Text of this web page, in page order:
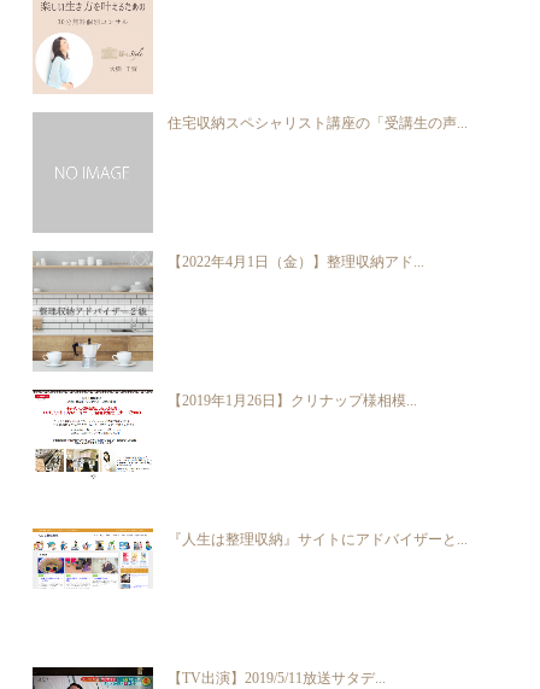
住宅収納スペシャリスト講座の「受講生の声...
【2022年4月1日（金）】整理収納アド...
【2019年1月26日】クリナップ様相模...
『人生は整理収納』サイトにアドバイザーと...
【TV出演】2019/5/11放送サタデ...